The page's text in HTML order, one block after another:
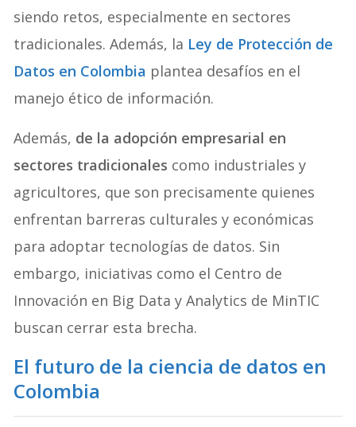
siendo retos, especialmente en sectores
tradicionales. Además, la Ley de Protección de
Datos en Colombia plantea desafíos en el
manejo ético de información.
Además, de la adopción empresarial en
sectores tradicionales como industriales y
agricultores, que son precisamente quienes
enfrentan barreras culturales y económicas
para adoptar tecnologías de datos. Sin
embargo, iniciativas como el Centro de
Innovación en Big Data y Analytics de MinTIC
buscan cerrar esta brecha.
El futuro de la ciencia de datos en
Colombia